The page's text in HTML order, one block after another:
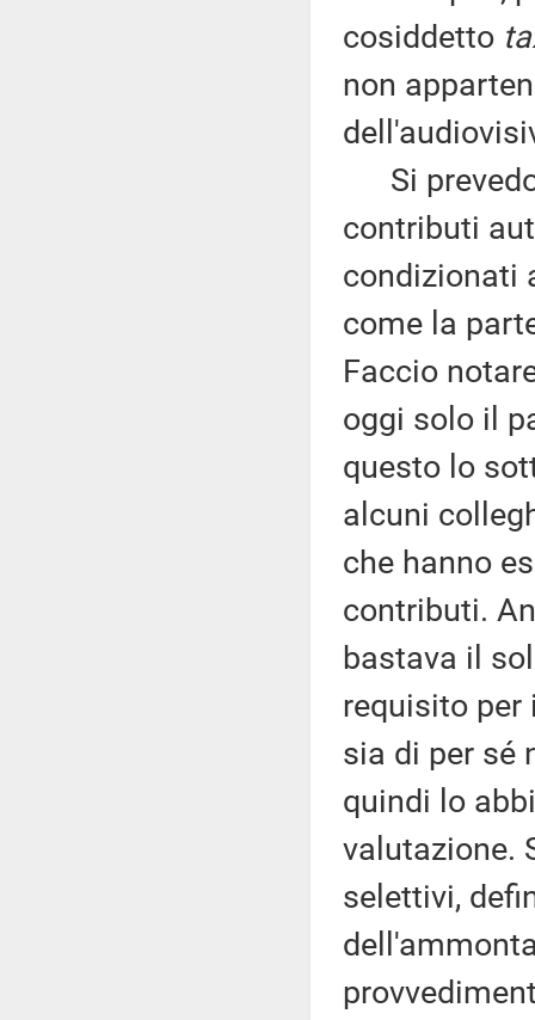
cosiddetto
non
Si
contributi
condizionati
come la
Faccio
oggi solo il
questo lo
alcuni
che hanno
contributi.
bastava il
requisito
sia di per sé
quindi lo
valutazione.
selettivi,